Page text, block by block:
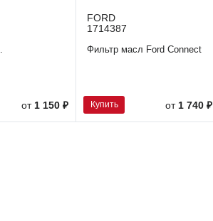
от 1 150 ₽
FORD
1714387
Фильтр масл Ford Connect
Купить от 1 740 ₽